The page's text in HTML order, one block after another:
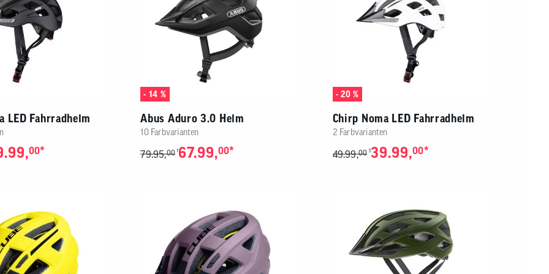
LED Fahrradhelm
00*
- 14 %
Abus Aduro 3.0 Helm
10 Farbvarianten
79.95,00 167.99,00*
- 20 %
Chirp Noma LED Fahrradhelm
2 Farbvarianten
49.99,00 339.99,00*